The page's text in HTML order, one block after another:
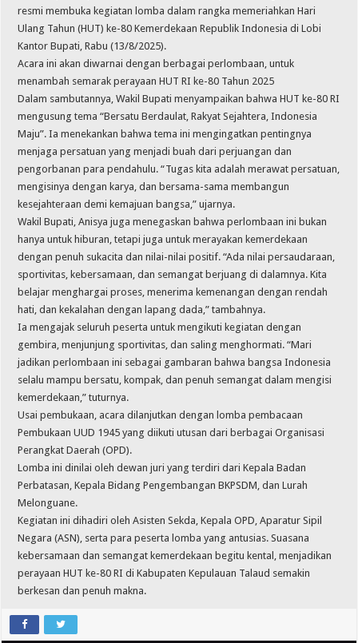
resmi membuka kegiatan lomba dalam rangka memeriahkan Hari
Ulang Tahun (HUT) ke-80 Kemerdekaan Republik Indonesia di Lobi
Kantor Bupati, Rabu (13/8/2025).
Acara ini akan diwarnai dengan berbagai perlombaan, untuk
menambah semarak perayaan HUT RI ke-80 Tahun 2025
Dalam sambutannya, Wakil Bupati menyampaikan bahwa HUT ke-80 RI
mengusung tema “Bersatu Berdaulat, Rakyat Sejahtera, Indonesia
Maju”. Ia menekankan bahwa tema ini mengingatkan pentingnya
menjaga persatuan yang menjadi buah dari perjuangan dan
pengorbanan para pendahulu. “Tugas kita adalah merawat persatuan,
mengisinya dengan karya, dan bersama-sama membangun
kesejahteraan demi kemajuan bangsa,” ujarnya.
Wakil Bupati, Anisya juga menegaskan bahwa perlombaan ini bukan
hanya untuk hiburan, tetapi juga untuk merayakan kemerdekaan
dengan penuh sukacita dan nilai-nilai positif. “Ada nilai persaudaraan,
sportivitas, kebersamaan, dan semangat berjuang di dalamnya. Kita
belajar menghargai proses, menerima kemenangan dengan rendah
hati, dan kekalahan dengan lapang dada,” tambahnya.
Ia mengajak seluruh peserta untuk mengikuti kegiatan dengan
gembira, menjunjung sportivitas, dan saling menghormati. “Mari
jadikan perlombaan ini sebagai gambaran bahwa bangsa Indonesia
selalu mampu bersatu, kompak, dan penuh semangat dalam mengisi
kemerdekaan,” tuturnya.
Usai pembukaan, acara dilanjutkan dengan lomba pembacaan
Pembukaan UUD 1945 yang diikuti utusan dari berbagai Organisasi
Perangkat Daerah (OPD).
Lomba ini dinilai oleh dewan juri yang terdiri dari Kepala Badan
Perbatasan, Kepala Bidang Pengembangan BKPSDM, dan Lurah
Melonguane.
Kegiatan ini dihadiri oleh Asisten Sekda, Kepala OPD, Aparatur Sipil
Negara (ASN), serta para peserta lomba yang antusias. Suasana
kebersamaan dan semangat kemerdekaan begitu kental, menjadikan
perayaan HUT ke-80 RI di Kabupaten Kepulauan Talaud semakin
berkesan dan penuh makna.